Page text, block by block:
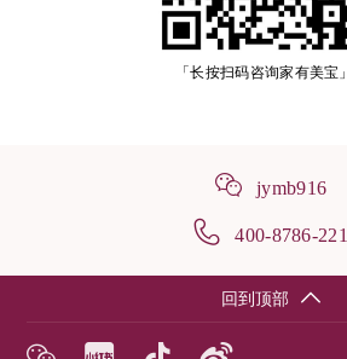
「长按扫码咨询家有美宝」
jymb916
400-8786-221
回到顶部